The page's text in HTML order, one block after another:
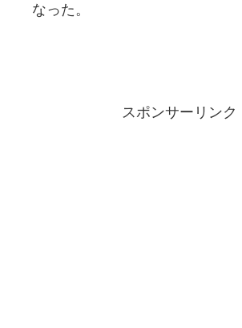
なった。
スポンサーリンク